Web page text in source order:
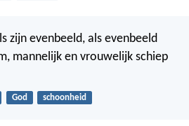
zijn evenbeeld, als evenbeeld
mannelijk en vrouwelijk schiep
God schoonheid